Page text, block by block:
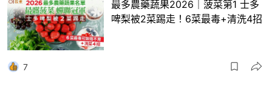
最多農藥蔬果2026｜菠菜第1 士多
啤梨被2菜踢走！6菜最毒+清洗4招
7